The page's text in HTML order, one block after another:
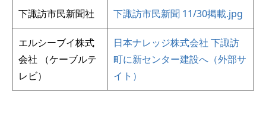
下諏訪市民新聞社 下諏訪市民新聞 11/30掲載.jpg
エルシーブイ株式
会社 （ケーブルテ
レビ）
日本ナレッジ株式会社 下諏訪
町に新センター建設へ（外部サ
イト）